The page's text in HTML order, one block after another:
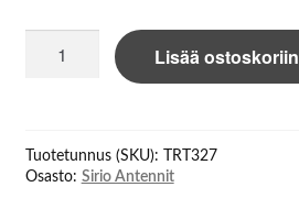
määrä
Lisää ostoskoriin
Tuotetunnus (SKU):
TRT327
Osasto: Sirio Antennit